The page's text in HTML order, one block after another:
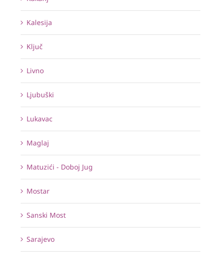
Kalesija
Ključ
Livno
Ljubuški
Lukavac
Maglaj
Matuzići - Doboj Jug
Mostar
Sanski Most
Sarajevo